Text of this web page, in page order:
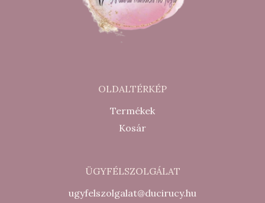
OLDALTÉRKÉP
Termékek
Kosár
ÜGYFÉLSZOLGÁLAT
ugyfelszolgalat@ducirucy.hu